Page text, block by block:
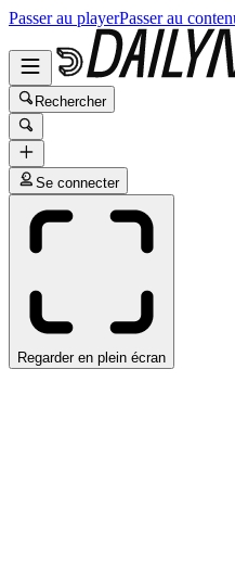
Passer au playerPasser au
Rechercher
Se connecter
Regarder en plein écran